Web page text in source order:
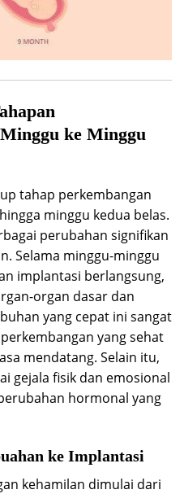
ke Minggu
tahap perkembangan
minggu kedua belas.
perubahan signifikan
Selama minggu-minggu
implantasi berlangsung,
organ dasar dan
yang cepat ini sangat
yang sehat
mendatang. Selain itu,
gejala fisik dan emosional
hormonal yang
ke Implantasi
kehamilan dimulai dari